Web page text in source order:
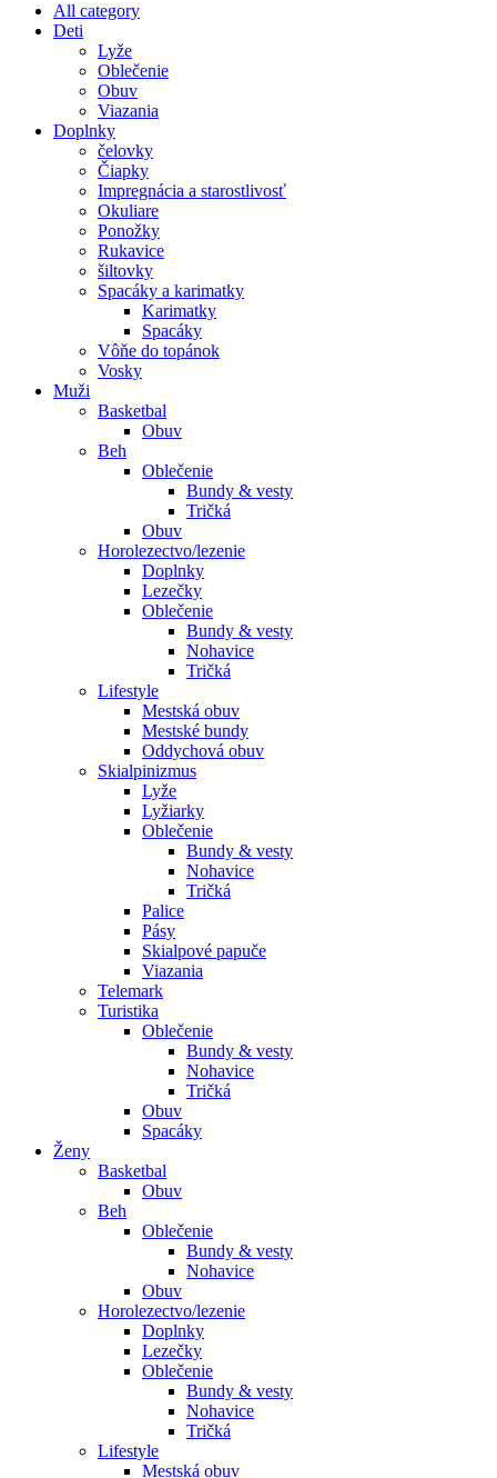
All category
Deti
Lyže
Oblečenie
Obuv
Viazania
Doplnky
čelovky
Čiapky
Impregnácia a starostlivosť
Okuliare
Ponožky
Rukavice
šiltovky
Spacáky a karimatky
Karimatky
Spacáky
Vôňe do topánok
Vosky
Muži
Basketbal
Obuv
Beh
Oblečenie
Bundy & vesty
Tričká
Obuv
Horolezectvo/lezenie
Doplnky
Lezečky
Oblečenie
Bundy & vesty
Nohavice
Tričká
Lifestyle
Mestská obuv
Mestské bundy
Oddychová obuv
Skialpinizmus
Lyže
Lyžiarky
Oblečenie
Bundy & vesty
Nohavice
Tričká
Palice
Pásy
Skialpové papuče
Viazania
Telemark
Turistika
Oblečenie
Bundy & vesty
Nohavice
Tričká
Obuv
Spacáky
Ženy
Basketbal
Obuv
Beh
Oblečenie
Bundy & vesty
Nohavice
Obuv
Horolezectvo/lezenie
Doplnky
Lezečky
Oblečenie
Bundy & vesty
Nohavice
Tričká
Lifestyle
Mestská obuv